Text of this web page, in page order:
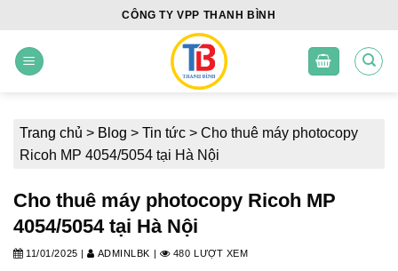
content
CÔNG TY VPP THANH BÌNH
Trang chủ > Blog > Tin tức > Cho thuê máy photocopy
Ricoh MP 4054/5054 tại Hà Nội
Cho thuê máy photocopy Ricoh MP
4054/5054 tại Hà Nội
11/01/2025 | ADMINLBK | 480 LƯỢT XEM